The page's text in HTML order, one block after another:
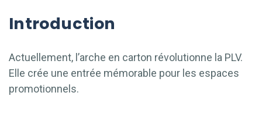
Introduction
Actuellement, l’arche en carton révolutionne la PLV.
Elle crée une entrée mémorable pour les espaces
promotionnels.